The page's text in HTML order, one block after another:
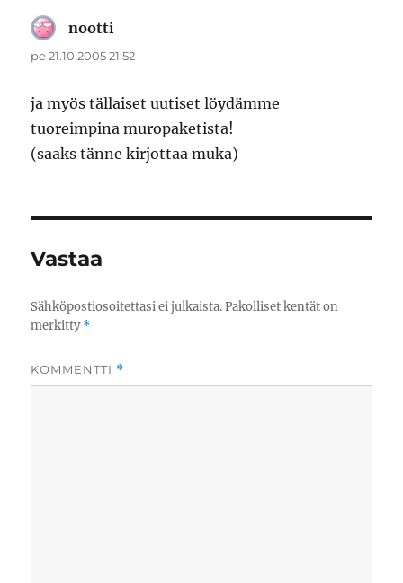
nootti
pe 21.10.2005 21:52
ja myös tällaiset uutiset löydämme
tuoreimpina muropaketista!
(saaks tänne kirjottaa muka)
Vastaa
Sähköpostiosoitettasi ei julkaista. Pakolliset kentät on
merkitty*
KOMMENTTI *